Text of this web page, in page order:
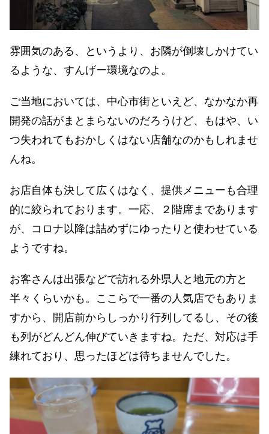
雰囲気のある、というより、お隣が倒壊しかけてい
るような、すんげー環境なのよ。
ご当地においては、中心市街といえど、なかなか再
開発の話がまとまらないのだろうけど、もはや、い
つ失われてもおかしくはない店舗なのかもしれませ
んね。
お店自体も決して広くはなく、提供メニューも合理
的に絞られております。一応、２階席まであります
が、コロナ以降は詰めずにゆったりと使わせている
ようですね。
お客さんは出張などで訪れる外県人と地元の方と
半々くらいかも。ここらで一番の人気店でもありま
すから、開店前からしっかり行列してるし、その後
も列がどんどん伸びていきますね。ただ、対応は手
練れており、思ったほどは待ちませんでした。